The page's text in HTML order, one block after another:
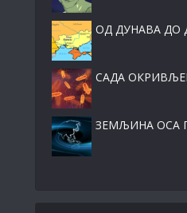
ОД ДУНАВА ДО
САДА
ЗЕМЉИНА ОСА